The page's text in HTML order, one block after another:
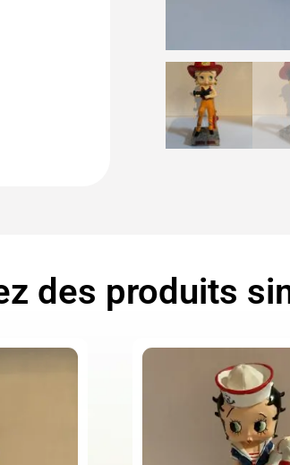
des produits